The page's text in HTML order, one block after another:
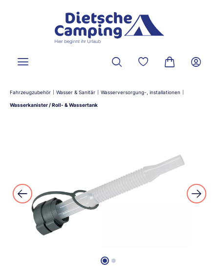
Du hast 0 Produkte
Warenkorb
Fahrzeugzubehör Wasser & Sanitär Wasserversorgung-, installationen
Wasserkanister / Roll- & Wassertank